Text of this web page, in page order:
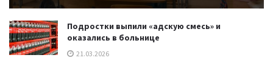
Подростки выпили «адскую смесь» и
оказались в больнице
21.03.2026